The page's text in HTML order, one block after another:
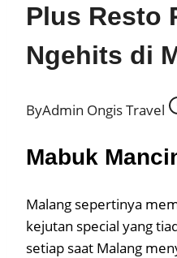
Plus Resto
Ngehits di
ByAdmin Ongis Travel
Mabuk
Malang sepertinya
kejutan special yang
setiap saat Malang